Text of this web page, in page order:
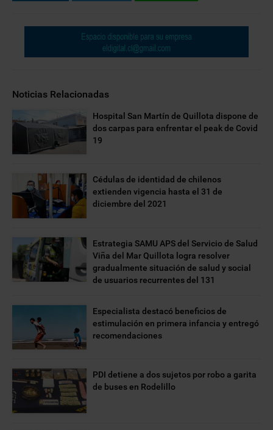
Noticias Relacionadas
Hospital San Martín de Quillota dispone de
dos carpas para enfrentar el peak de Covid
19
Cédulas de identidad de chilenos
extienden vigencia hasta el 31 de
diciembre del 2021
Estrategia SAMU APS del Servicio de Salud
Viña del Mar Quillota logra resolver
gradualmente situación de salud y social
de usuarios recurrentes del 131
Especialista destacó beneficios de
estimulación en primera infancia y entregó
recomendaciones
PDI detiene a dos sujetos por robo a garita
de buses en Rodelillo